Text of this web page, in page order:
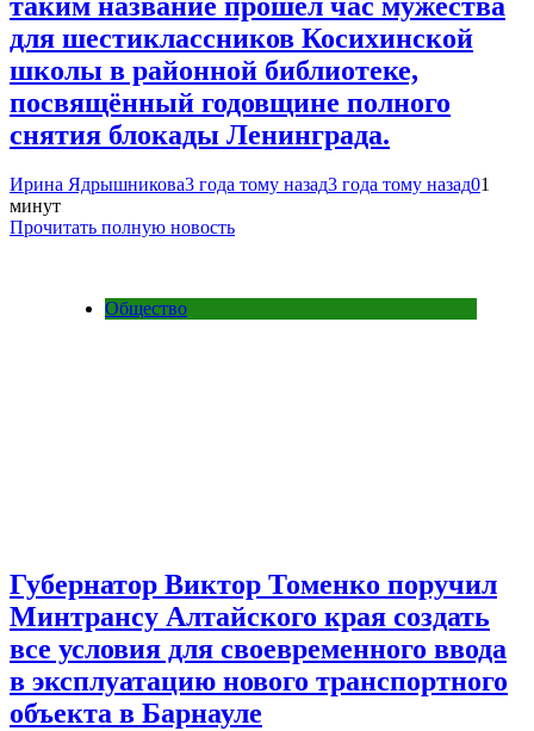
для шестиклассников Косихинской
школы в районной библиотеке,
посвящённый годовщине полного
снятия блокады Ленинграда.
Ирина Ядрышникова3 года тому назад3 года тому назад01
минут
Прочитать полную новость
Общество
Губернатор Виктор Томенко поручил
Минтрансу Алтайского края создать
все условия для своевременного ввода
в эксплуатацию нового транспортного
объекта в Барнауле